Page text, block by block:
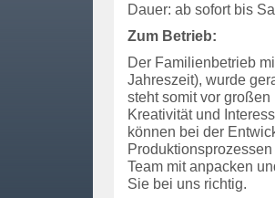
Dauer: ab sofort bis
Zum Betrieb:
Der Familienbetrieb
Jahreszeit), wurde
steht somit vor
Kreativität und
können bei der
Team mit anpacken
Sie bei uns richtig.